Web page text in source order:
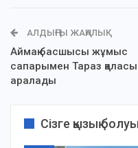
АЛДЫҢҒЫ ЖАҢАЛЫҚ
Аймақ басшысы жұмыс
сапарымен Тараз
аралады
Сізге қызық